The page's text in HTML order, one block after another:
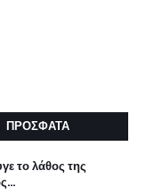
ΠΡΟΣΦΑΤΑ
το λάθος της